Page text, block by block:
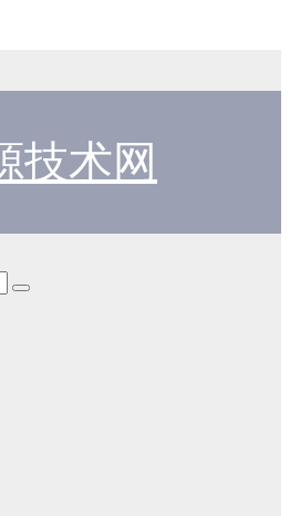
技术网